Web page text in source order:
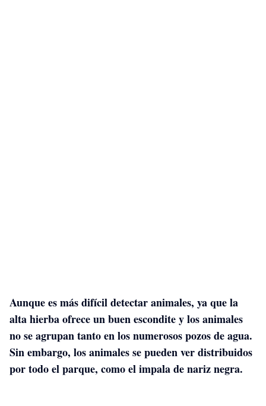
Aunque es más difícil detectar animales, ya que la
alta hierba ofrece un buen escondite y los animales
no se agrupan tanto en los numerosos pozos de agua.
Sin embargo, los animales se pueden ver distribuidos
por todo el parque, como el impala de nariz negra.